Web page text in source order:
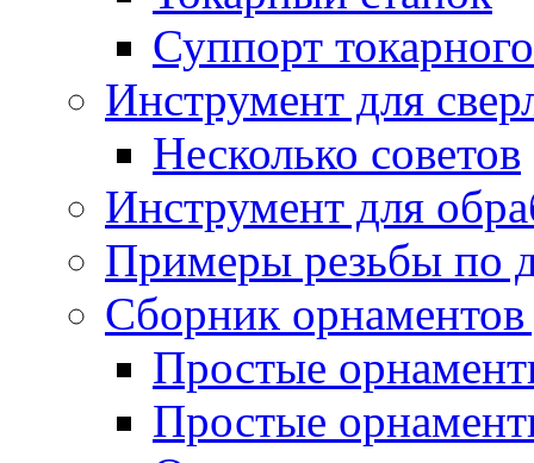
Суппорт
Инструмент для
Несколько советов
Инструмент для
Примеры резьбы по
Сборник
Простые
Простые